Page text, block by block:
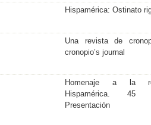
Hispamérica: Ostinato
Una revista de
cronopio’s journal
Homenaje a la
Hispamérica. 45
Presentación